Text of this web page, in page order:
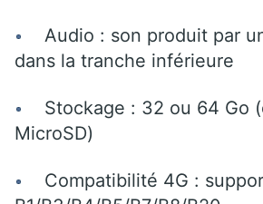
Audio : son produit par
dans la tranche inférieure
Stockage : 32 ou 64 Go
MicroSD)
Compatibilité 4G :